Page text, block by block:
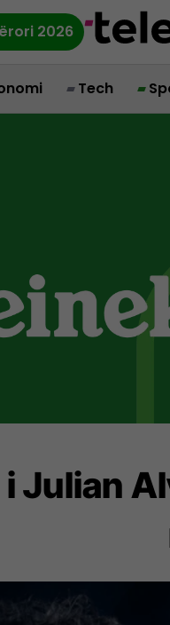
2026
Tech
Julian